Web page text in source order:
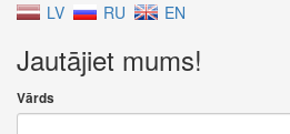
LV RU EN
Jautājiet mums!
Vārds